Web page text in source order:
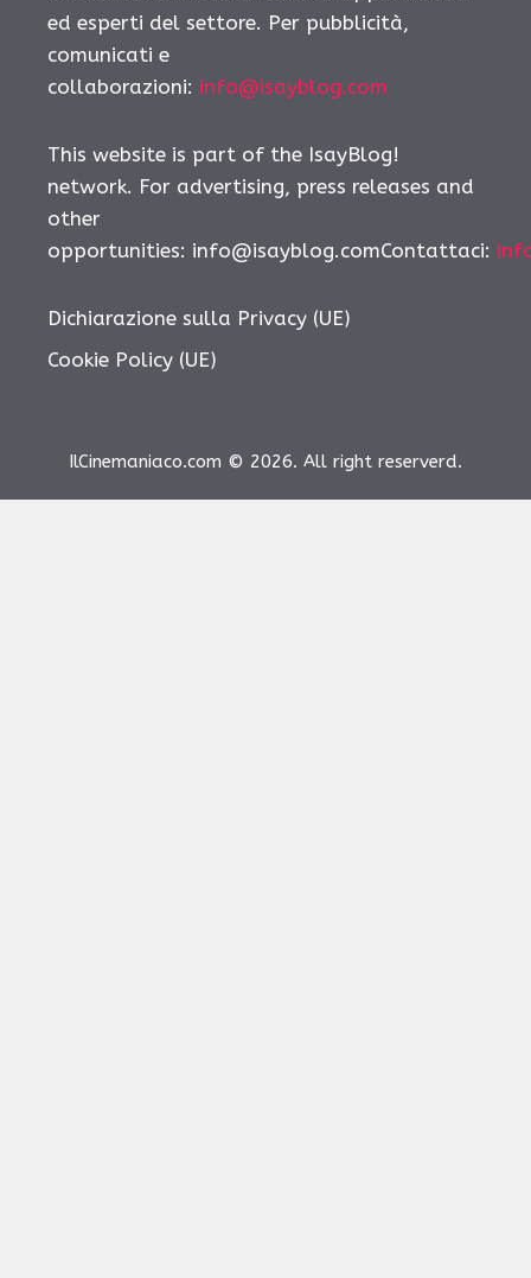
ed esperti del settore. Per pubblicità,
comunicati e
collaborazioni: info@isayblog.com
This website is part of the IsayBlog!
network. For advertising, press releases and
other
opportunities: info@isayblog.comContattaci:
Dichiarazione sulla Privacy (UE)
Cookie Policy (UE)
IlCinemaniaco.com © 2026. All right reserverd.